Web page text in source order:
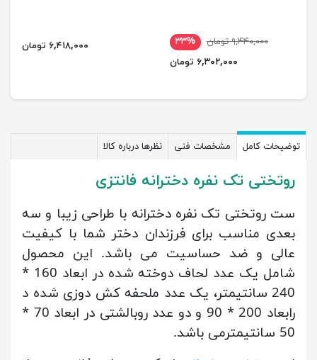
۹,۴۴۰,۰۰۰ تومان
۳۳%
۶,۳۰۲,۰۰۰ تومان
۶,۴۱۸,۰۰۰ تومان
توضیحات کامل مشخصات فنی نظرها درباره کالا
روتختی تک نفره دخترانه فانتزی
ست روتختی تک نفره دخترانه با طراحی زیبا و سه
بعدی مناسب برای فرزندان دختر شما با کیفیت
عالی و ضد حساسیت می باشد. این محصول
شامل یک عدد لحاف دوخته شده در ابعاد 160 *
240 سانتیمتر، یک عدد ملحفه کش دوزی شده د
رابعاد 200 * 90 و دو عدد روبالشتی در ابعاد 70 *
50 سانتیمترمی باشد.